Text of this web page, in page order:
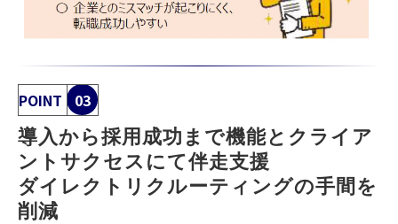
POINT 03
導入から採用成功まで機能とクライア
ントサクセスにて伴走支援
ダイレクトリクルーティングの手間を
削減